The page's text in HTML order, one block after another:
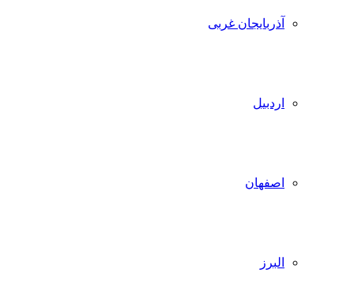
آذربایجان غربی
اردبیل
اصفهان
البرز